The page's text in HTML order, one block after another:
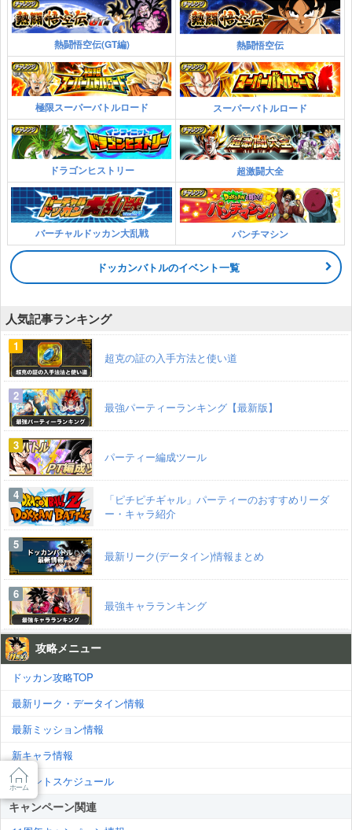
攻略メニュー
ドッカン攻略TOP
最新リーク・データイン情報
最新ミッション情報
新キャラ情報
イベントスケジュール
キャンペーン関連
熱闘悟空伝(GT編) 熱闘悟空伝
極限スーパーバトルロード スーパーバトルロード
ドラゴンヒストリー 超激闘大全
バーチャルドッカン大乱戦 パンチマシン
ドッカンバトルのイベント一覧
人気記事ランキング
超克の証の入手方法と使い道
最強パーティーランキング【最新版】
パーティー編成ツール
「ピチピチギャル」パーティーのおすすめリーダ
ー・キャラ紹介
最新リーク(データイン)情報まとめ
最強キャラランキング
ホーム